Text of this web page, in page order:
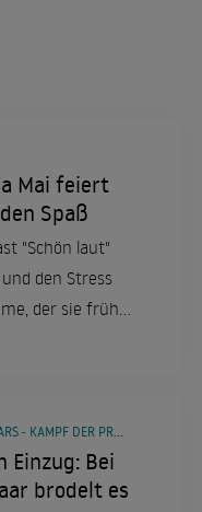
Mai feiert
Spaß
"Schön laut"
den Stress
der sie früh
"DAS SOMMERHAUS DER STARS - KAMPF DER PROMIPAARE"
Einzug: Bei
brodelt es